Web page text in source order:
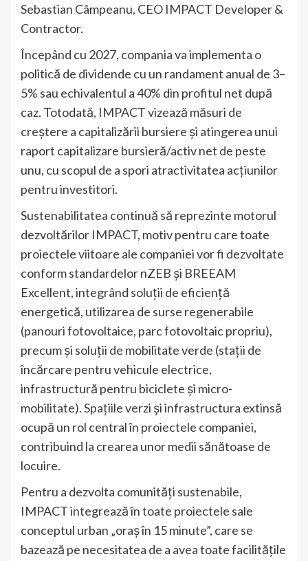
Sebastian Câmpeanu, CEO IMPACT Developer &
Contractor.
Începând cu 2027, compania va implementa o
politică de dividende cu un randament anual de 3–
5% sau echivalentul a 40% din profitul net după
caz. Totodată, IMPACT vizează măsuri de
creștere a capitalizării bursiere și atingerea unui
raport capitalizare bursieră/activ net de peste
unu, cu scopul de a spori atractivitatea acțiunilor
pentru investitori.
Sustenabilitatea continuă să reprezinte motorul
dezvoltărilor IMPACT, motiv pentru care toate
proiectele viitoare ale companiei vor fi dezvoltate
conform standardelor nZEB și BREEAM
Excellent, integrând soluții de eficiență
energetică, utilizarea de surse regenerabile
(panouri fotovoltaice, parc fotovoltaic propriu),
precum și soluții de mobilitate verde (stații de
încărcare pentru vehicule electrice,
infrastructură pentru biciclete și micro-
mobilitate). Spațiile verzi și infrastructura extinsă
ocupă un rol central în proiectele companiei,
contribuind la crearea unor medii sănătoase de
locuire.
Pentru a dezvolta comunități sustenabile,
IMPACT integrează în toate proiectele sale
conceptul urban „oraș în 15 minute”, care se
bazează pe necesitatea de a avea toate facilitățile